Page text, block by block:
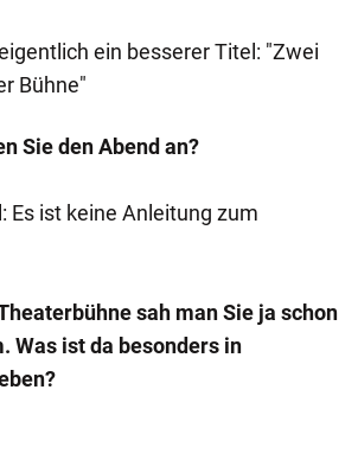
ein besserer Titel: "Zwei
Bühne"
Sie den Abend an?
Es ist keine Anleitung zum
sah man Sie ja schon
Was ist da besonders in